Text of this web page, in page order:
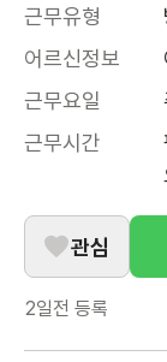
근무유형
어르신정보
근무요일
근무시간
관심
2일전 등록